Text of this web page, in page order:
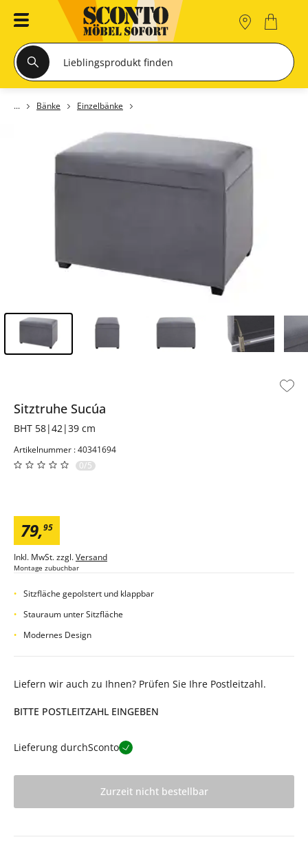
Bänke Einzelbänke
Sitztruhe Sucúa
BHT 58|42|39 cm
Artikelnummer : 40341694
0/5
79,95
Inkl. MwSt. zzgl.Versand
Montage zubuchbar
Sitzfläche gepolstert und klappbar
Stauraum unter Sitzfläche
Modernes Design
Liefern wir auch zu Ihnen? Prüfen Sie Ihre Postleitzahl.
BITTE POSTLEITZAHL EINGEBEN
Lieferung durchSconto
Zurzeit nicht bestellbar